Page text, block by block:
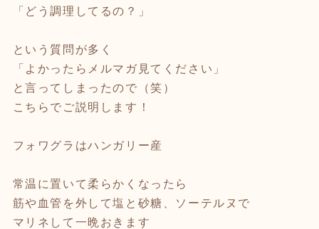
「どう調理してるの？」
という質問が多く
「よかったらメルマガ見てください」
と言ってしまったので（笑）
こちらでご説明します！
フォワグラはハンガリー産
常温に置いて柔らかくなったら
筋や血管を外して塩と砂糖、ソーテルヌで
マリネして一晩おきます